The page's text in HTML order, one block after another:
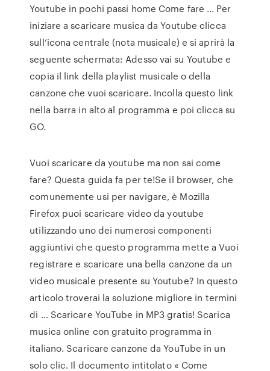
Youtube in pochi passi home Come fare … Per
iniziare a scaricare musica da Youtube clicca
sull’icona centrale (nota musicale) e si aprirà la
seguente schermata: Adesso vai su Youtube e
copia il link della playlist musicale o della
canzone che vuoi scaricare. Incolla questo link
nella barra in alto al programma e poi clicca su
GO.
Vuoi scaricare da youtube ma non sai come
fare? Questa guida fa per te!Se il browser, che
comunemente usi per navigare, è Mozilla
Firefox puoi scaricare video da youtube
utilizzando uno dei numerosi componenti
aggiuntivi che questo programma mette a Vuoi
registrare e scaricare una bella canzone da un
video musicale presente su Youtube? In questo
articolo troverai la soluzione migliore in termini
di … Scaricare YouTube in MP3 gratis! Scarica
musica online con gratuito programma in
italiano. Scaricare canzone da YouTube in un
solo clic. Il documento intitolato « Come